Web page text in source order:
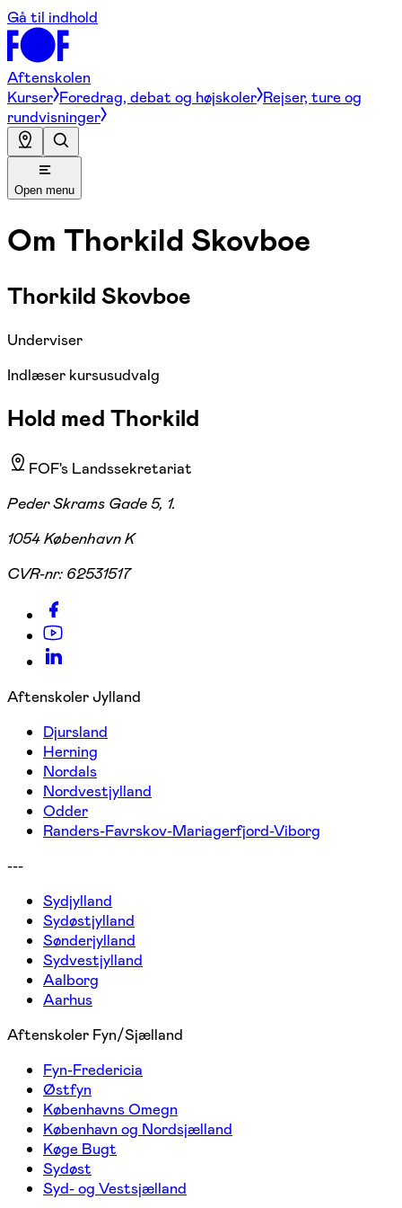
Gå til indhold
Aftenskolen
Kurser Foredrag, debat og højskoler Rejser, ture og
rundvisninger
Open menu
Om Thorkild Skovboe
Thorkild Skovboe
Underviser
Indlæser kursusudvalg
Hold med Thorkild
FOF's Landssekretariat
Peder Skrams Gade 5, 1.
1054 København K
CVR-nr: 62531517
Aftenskoler Jylland
Djursland
Herning
Nordals
Nordvestjylland
Odder
Randers-Favrskov-Mariagerfjord-Viborg
---
Sydjylland
Sydøstjylland
Sønderjylland
Sydvestjylland
Aalborg
Aarhus
Aftenskoler Fyn/Sjælland
Fyn-Fredericia
Østfyn
Københavns Omegn
København og Nordsjælland
Køge Bugt
Sydøst
Syd- og Vestsjælland